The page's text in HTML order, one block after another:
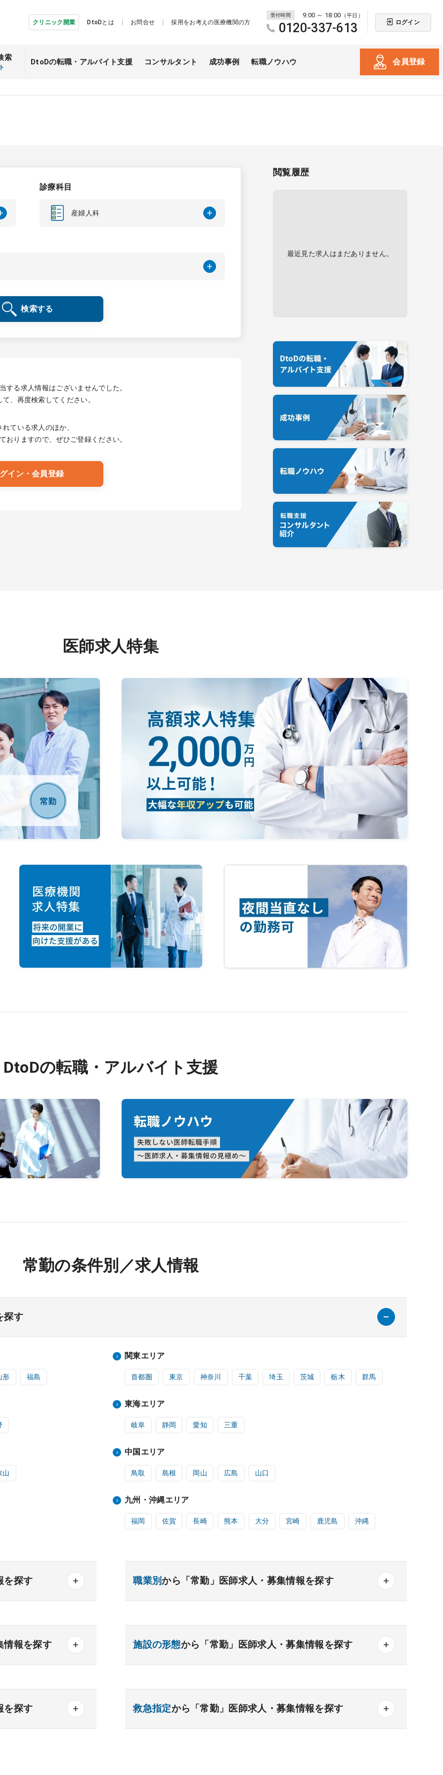
クリニック開業 DtoDとは お問合せ 採用をお考えの医療機関の方
受付時間 9:00 ～ 18:00 （平日）
0120-337-613 ログイン
索 DtoDの転職・ アルバイト支援 コンサルタント 成功事例 転職ノウハウ 会員登録
診療科目
産婦人科
検索する
する求人情報はございませんでした。
、再度検索してください。
れている求人のほか、
おりますので、ぜひご登録ください。
イン・会員登録
閲覧履歴
最近見た求人はまだありません。
医師求人特集
DtoDの転職・アルバイト支援
常勤の条件別／求人情報
探す
形 福島
関東エリア
首都圏 東京 神奈川 千葉 埼玉 茨城 栃木 群馬
東海エリア
岐阜 静岡 愛知 三重
山
中国エリア
鳥取 島根 岡山 広島 山口
九州・沖縄エリア
福岡 佐賀 長崎 熊本 大分 宮崎 鹿児島 沖縄
を探す
内科 内分泌内科
科 老人内科
器外科
職業別から「常勤」医師求人・募集情報を探す
情報を探す 施設の形態から「常勤」医師求人・募集情報を探す
を探す 救急指定から「常勤」医師求人・募集情報を探す